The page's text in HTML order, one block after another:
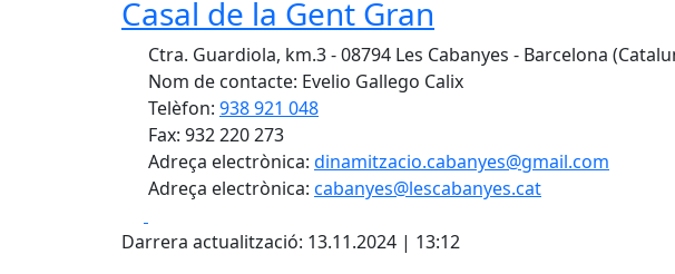
Casal de la Gent Gran
Ctra. Guardiola, km.3 - 08794 Les Cabanyes - Barcelona
Nom de contacte: Evelio Gallego Calix
Telèfon: 938 921 048
Fax: 932 220 273
Adreça electrònica: dinamitzacio.cabanyes@gmail.com
Adreça electrònica: cabanyes@lescabanyes.cat
Darrera actualització: 13.11.2024 | 13:12